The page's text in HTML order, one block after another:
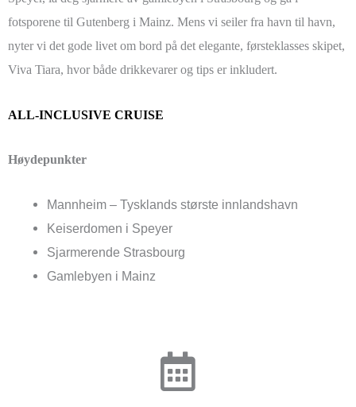
fotsporene til Gutenberg i Mainz. Mens vi seiler fra havn til havn,
nyter vi det gode livet om bord på det elegante, førsteklasses skipet,
Viva Tiara, hvor både drikkevarer og tips er inkludert.
ALL-INCLUSIVE CRUISE
Høydepunkter
Mannheim – Tysklands største innlandshavn
Keiserdomen i Speyer
Sjarmerende Strasbourg
Gamlebyen i Mainz